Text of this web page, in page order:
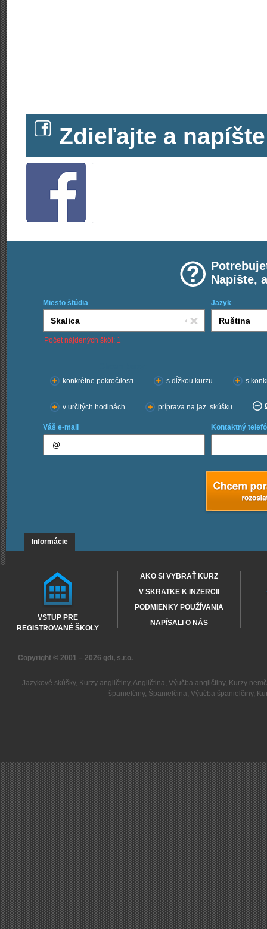
Zdieľajte a
Napíšte,
Miesto štúdia Jazyk
Počet nájdených škôl: 1
konkrétne pokročilosti
s dĺžkou kurzu s
v určitých hodinách príprava na jaz. skúšku
Váš e-mail Kontaktný
Informácie
VSTUP PRE
REGISTROVANÉ ŠKOLY
AKO SI VYBRAŤ KURZ
V SKRATKE K INZERCII
PODMIENKY POUŽÍVANIA
NAPÍSALI O NÁS
Copyright © 2001 – 2026 gdi, s.r.o.
Jazykové skúšky, Kurzy angličtiny, Angličtina, Výučba angličtiny, Kurzy
španielčiny, Španielčina, Výučba španielčiny,